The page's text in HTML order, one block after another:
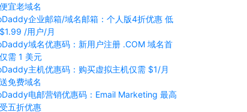
宜老域名
企业邮箱/域名邮箱：个人版4折优惠 低
/用户/月
域名优惠码：新用户注册 .COM 域名首
需 1 美元
主机优惠码：购买虚拟主机仅需 $1/月
免费域名
电邮营销优惠码：Email Marketing 最高
五折优惠